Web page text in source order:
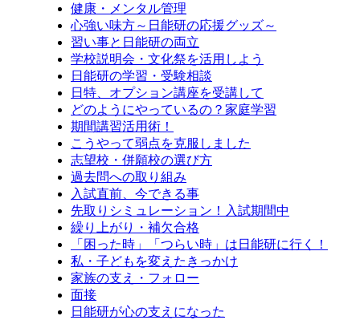
健康・メンタル管理
心強い味方～日能研の応援グッズ～
習い事と日能研の両立
学校説明会・文化祭を活用しよう
日能研の学習・受験相談
日特、オプション講座を受講して
どのようにやっているの？家庭学習
期間講習活用術！
こうやって弱点を克服しました
志望校・併願校の選び方
過去問への取り組み
入試直前、今できる事
先取りシミュレーション！入試期間中
繰り上がり・補欠合格
「困った時」「つらい時」は日能研に行く！
私・子どもを変えたきっかけ
家族の支え・フォロー
面接
日能研が心の支えになった